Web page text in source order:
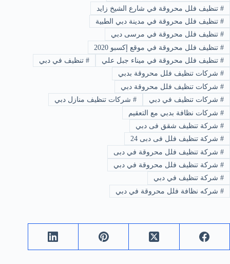
#تنظيف فلل محروقة في شارع الشيخ زايد
#تنظيف فلل محروقة في مدينة دبي الطبية
#تنظيف فلل محروقة في مرسى دبي
#تنظيف فلل محروقة في موقع إكسبو 2020
#تنظيف فلل محروقة في ميناء جبل علي #تنظيف في دبي
#شركات تنظيف فلل محروقة بدبي
#شركات تنظيف فلل محروقة دبي
#شركات تنظيف في دبي #شركات تنظيف منازل دبي
#شركات نظافة بدبي مع التعقيم
#شركة تنظيف شقق فى دبي
#شركة تنظيف فلل فى دبى 24
#شركة تنظيف فلل محروقة في دبى
#شركة تنظيف فلل محروقة في دبي
#شركة تنظيف في دبي
#شركه نظافة فلل محروقة في دبي